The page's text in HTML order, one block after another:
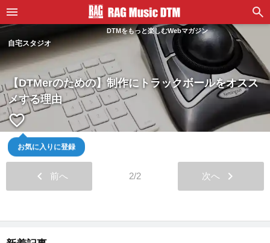
DTMをもっと楽しむWebマガジン
自宅スタジオ
【DTMerのための】制作にトラックボールをオスス
メする理由
favorite_border
お気に入りに登録
chevron_left 前へ 2/2 次へ chevron_right